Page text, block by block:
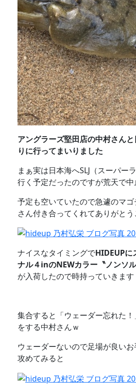
アングラーズ堅田店の中村さん
りに行ってまいりました
まぁ実は日本海へSLJ（スーパー
行く予定だったのですが荒天で
予定も空いていたので急遽のマ
さん付き合ってくれてありがとう
ナイスなタイミングでHIDEUPに
ナル４inのNEWカラー〝ノンソ
が入荷したので時持っていきます
集合すると「ウェーダー忘れた
をする中村さんｗ
ウェーダーないので足場が良い
攻めてみると